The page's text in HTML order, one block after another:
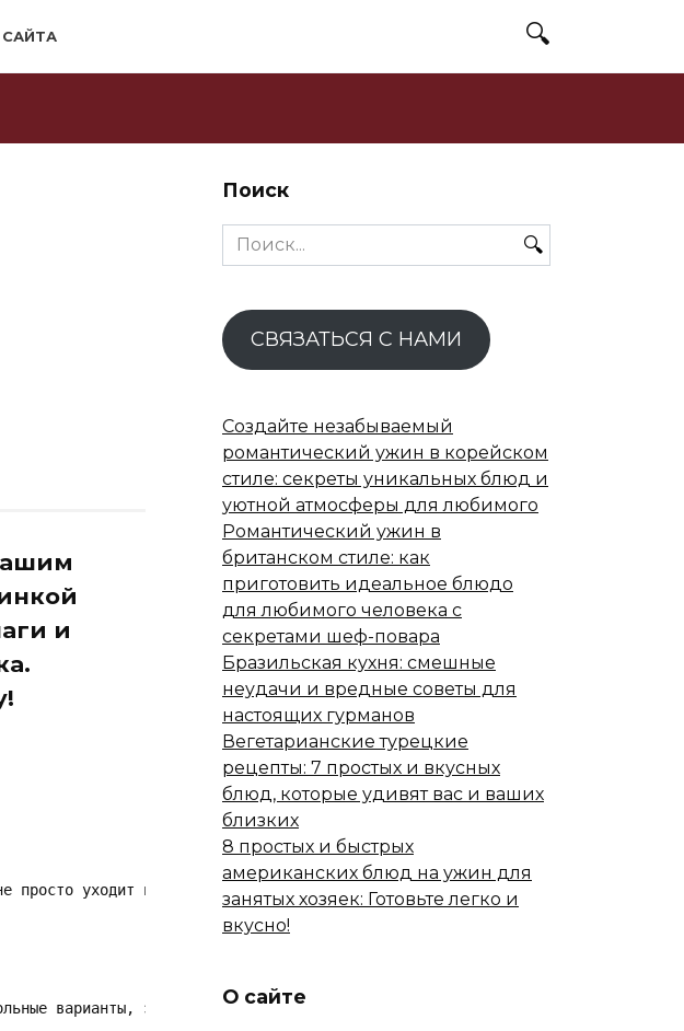
САЙТА
и
уходит на закат, но и с темнотой приносит нам желанное
варианты, это не значит, что веселья должно быть меньше. Позвольте
Поиск
Search
for:
СВЯЗАТЬСЯ С НАМИ
Создайте незабываемый
романтический ужин в корейском
стиле: секреты уникальных блюд и
уютной атмосферы для любимого
Романтический ужин в
британском стиле: как
приготовить идеальное блюдо
для любимого человека с
секретами шеф-повара
Бразильская кухня: смешные
неудачи и вредные советы для
настоящих гурманов
Вегетарианские турецкие
рецепты: 7 простых и вкусных
блюд, которые удивят вас и ваших
близких
8 простых и быстрых
американских блюд на ужин для
занятых хозяек: Готовьте легко и
вкусно!
О сайте